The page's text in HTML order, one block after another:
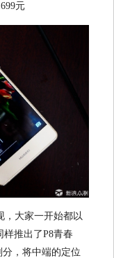
元
，大家一开始都以
样推出了P8青春
，将中端的定位